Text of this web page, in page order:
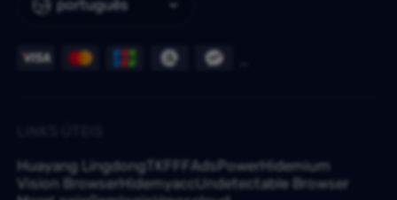
português
Huayang Lingdong TKFFF AdsPowerHidemium
Vision BrowserHidemyaccUndetectable Browser